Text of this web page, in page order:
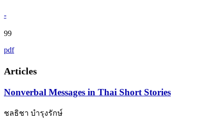
-
99
pdf
Articles
Nonverbal Messages in Thai Short Stories
ชลธิชา บำรุงรักษ์